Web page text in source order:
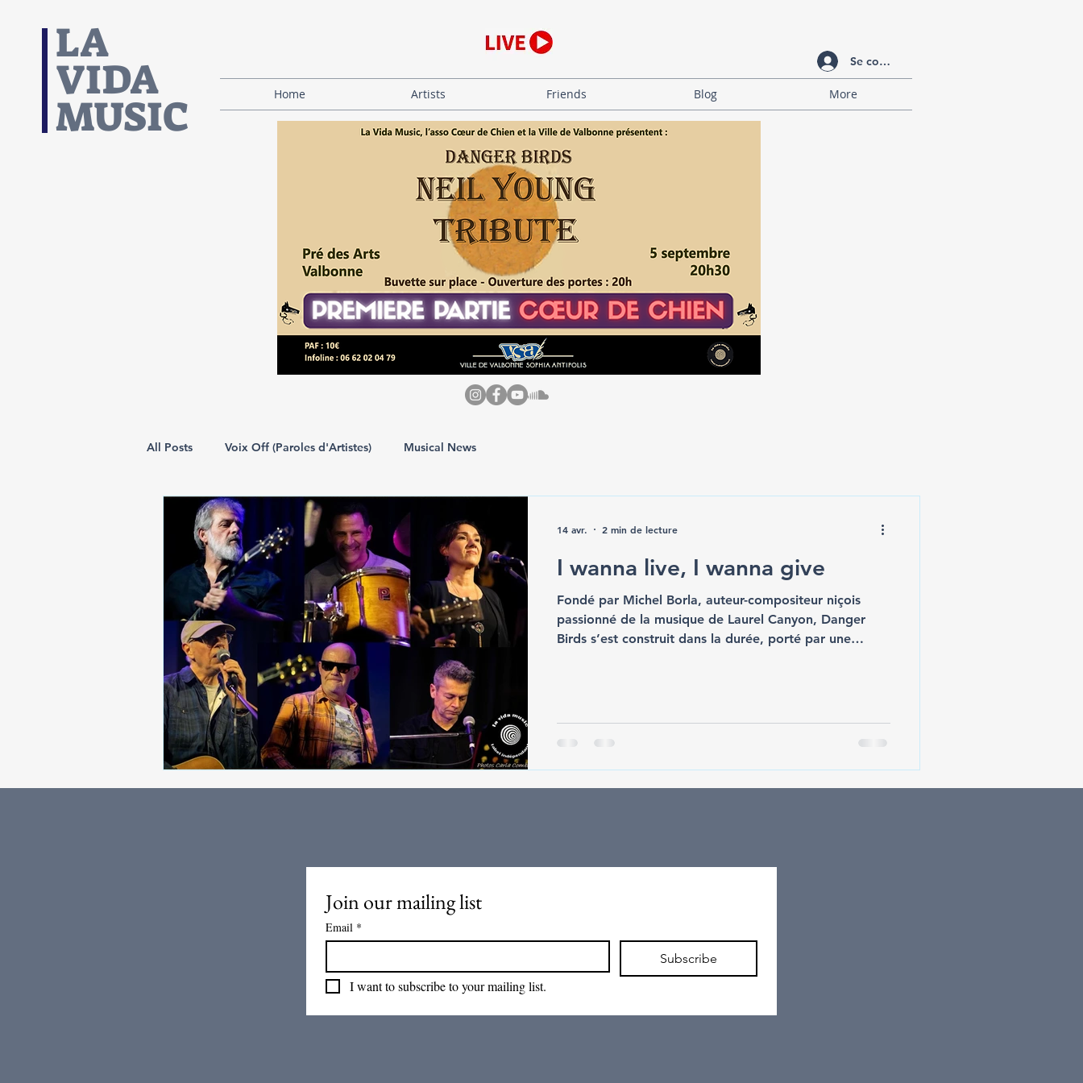
​LA
VIDA
MUSIC
Se connecter
Home Artists Friends Blog More
All Posts Voix Off (Paroles d'Artistes) Musical News
I wanna live, I wanna give
Fondé par Michel Borla, auteur-compositeur niçois
passionné de la musique de Laurel Canyon, Danger
Birds s’est construit dans la durée, porté par une
14 avr. 2 min de lecture
Join our mailing list
Email *
Subscribe
I want to subscribe to your mailing list.